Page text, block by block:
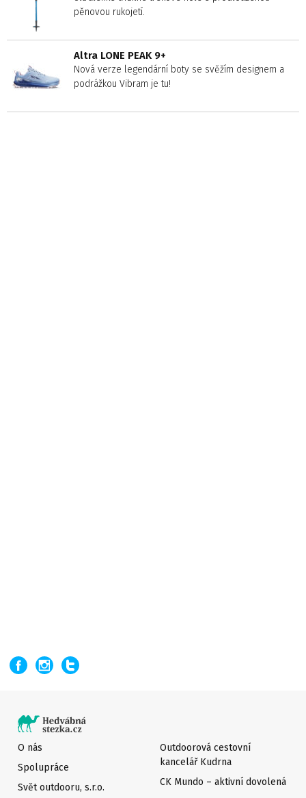
pěnovou rukojetí.
Altra LONE PEAK 9+
Nová verze legendární boty se svěžím designem a
podrážkou Vibram je tu!
O nás
Spolupráce
Svět outdooru, s.r.o.
Outdoorová cestovní
kancelář Kudrna
CK Mundo – aktivní dovolená